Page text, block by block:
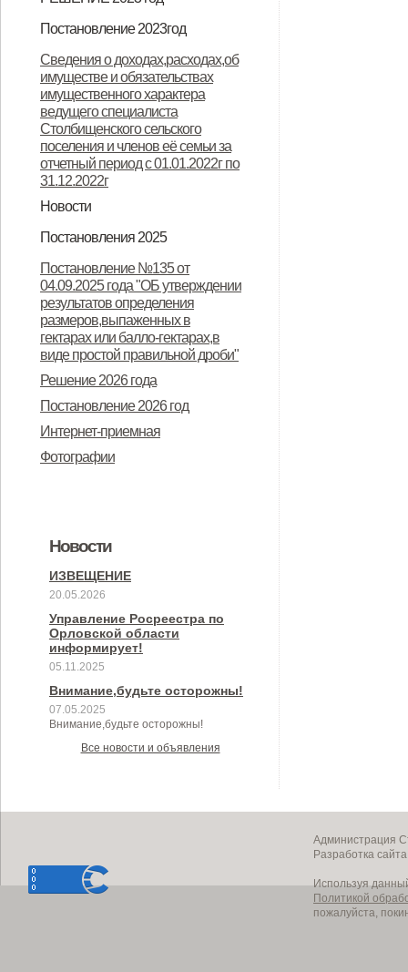
Решение "О бюджете
поселения Дмитровского района
Орловской области на 2023 год и
плановый период 2024 и 2025
годов"
Постановление 2023год
несанкционированного
неконтролируемого проведения
палов сухой травы на территории
Столбищенского сельского
поселения"
Сведения о доходах,расходах,об
имуществе и обязательствах
имущественного характера
ведущего специалиста
Столбищенского сельского
поселения и членов её семьи за
отчетный период с 01.01.2022г по
31.12.2022г
Новости
Извещение о завершении ГКО
Остановим палы сухой травы
Постановления 2025
Постановление №44 от 11.11.2024
Решение 2025 год
Постановление №135 от
04.09.2025 года "ОБ утверждении
результатов определения
размеров,выпаженных в
гектарах или балло-гектарах,в
виде простой правильной дроби"
Решение 2026 года
Постановление 2026 год
Интернет-приемная
Фотографии
Новости
ИЗВЕЩЕНИЕ
20.05.2026
Управление Росреестра по
Орловской области
информирует!
05.11.2025
Внимание,будьте осторожны!
07.05.2025
Внимание,будьте осторожны!
Все новости и объявления
Администрация
Разработка
Используя
Политикой
пожалуйста,